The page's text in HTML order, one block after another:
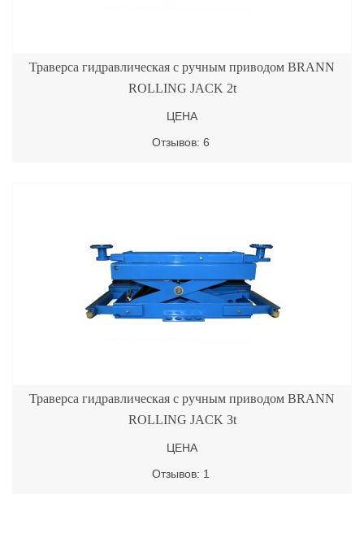
Траверса гидравлическая с ручным приводом BRANN
ROLLING JACK 2t
ЦЕНА
Отзывов: 6
Траверса гидравлическая с ручным приводом BRANN
ROLLING JACK 3t
ЦЕНА
Отзывов: 1